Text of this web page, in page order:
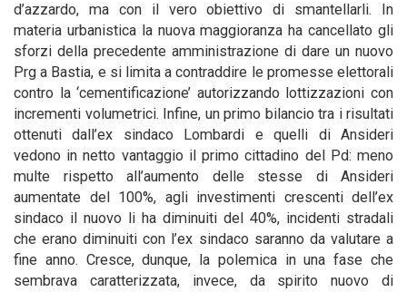
d’azzardo, ma con il vero obiettivo di smantellarli. In
materia urbanistica la nuova maggioranza ha cancellato gli
sforzi della precedente amministrazione di dare un nuovo
Prg a Bastia, e si limita a contraddire le promesse elettorali
contro la ‘cementificazione’ autorizzando lottizzazioni con
incrementi volumetrici. Infine, un primo bilancio tra i risultati
ottenuti dall’ex sindaco Lombardi e quelli di Ansideri
vedono in netto vantaggio il primo cittadino del Pd: meno
multe rispetto all’aumento delle stesse di Ansideri
aumentate del 100%, agli investimenti crescenti dell’ex
sindaco il nuovo li ha diminuiti del 40%, incidenti stradali
che erano diminuiti con l’ex sindaco saranno da valutare a
fine anno. Cresce, dunque, la polemica in una fase che
sembrava caratterizzata, invece, da spirito nuovo di